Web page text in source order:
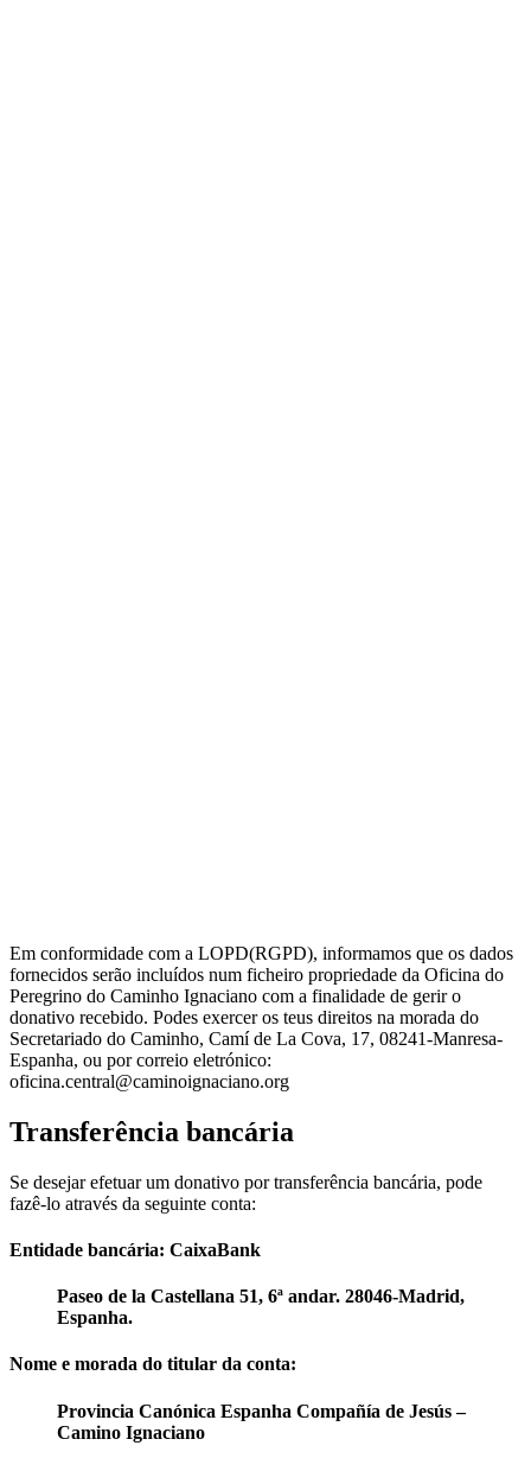
Em conformidade com a LOPD(RGPD), informamos que os dados
fornecidos serão incluídos num ficheiro propriedade da Oficina do
Peregrino do Caminho Ignaciano com a finalidade de gerir o
donativo recebido. Podes exercer os teus direitos na morada do
Secretariado do Caminho, Camí de La Cova, 17, 08241-Manresa-
Espanha, ou por correio eletrónico:
oficina.central@caminoignaciano.org
Transferência bancária
Se desejar efetuar um donativo por transferência bancária, pode
fazê-lo através da seguinte conta:
Entidade bancária: CaixaBank
Paseo de la Castellana 51, 6ª andar. 28046-Madrid,
Espanha.
Nome e morada do titular da conta:
Provincia Canónica Espanha Compañía de Jesús –
Camino Ignaciano